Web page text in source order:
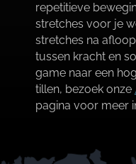
repetitieve
stretches voor je
stretches na
tussen kracht en
game naar een
tillen, bezoek onze
pagina voor meer